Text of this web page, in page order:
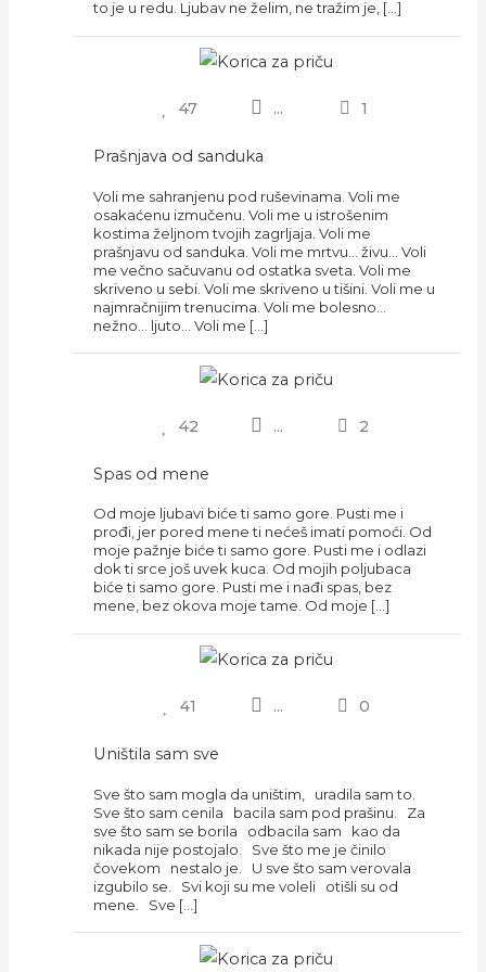
to je u redu. Ljubav ne želim, ne tražim je, […]
47 ... 1
Prašnjava od sanduka
Voli me sahranjenu pod ruševinama. Voli me
osakaćenu izmučenu. Voli me u istrošenim
kostima željnom tvojih zagrljaja. Voli me
prašnjavu od sanduka. Voli me mrtvu… živu… Voli
me večno sačuvanu od ostatka sveta. Voli me
skriveno u sebi. Voli me skriveno u tišini. Voli me u
najmračnijim trenucima. Voli me bolesno…
nežno… ljuto… Voli me […]
42 ... 2
Spas od mene
Od moje ljubavi biće ti samo gore. Pusti me i
prođi, jer pored mene ti nećeš imati pomoći. Od
moje pažnje biće ti samo gore. Pusti me i odlazi
dok ti srce još uvek kuca. Od mojih poljubaca
biće ti samo gore. Pusti me i nađi spas, bez
mene, bez okova moje tame. Od moje […]
41 ... 0
Uništila sam sve
Sve što sam mogla da uništim, uradila sam to.
Sve što sam cenila bacila sam pod prašinu. Za
sve što sam se borila odbacila sam kao da
nikada nije postojalo. Sve što me je činilo
čovekom nestalo je. U sve što sam verovala
izgubilo se. Svi koji su me voleli otišli su od
mene. Sve […]